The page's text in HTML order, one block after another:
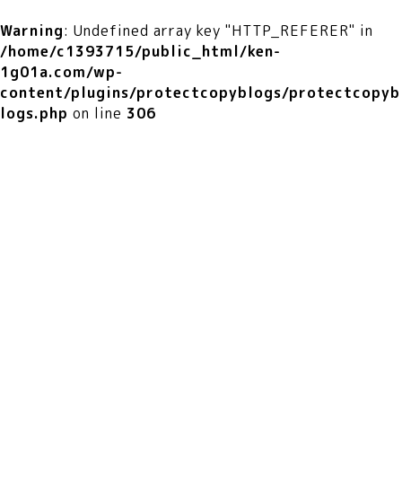
Warning: Undefined array key "HTTP_REFERER" in
/home/c1393715/public_html/ken-
1g01a.com/wp-
content/plugins/protectcopyblogs/protectcopyb
logs.php on line 306